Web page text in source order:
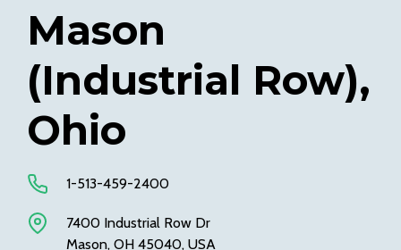
Mason
(Industrial Row),
Ohio
1-513-459-2400
7400 Industrial Row Dr
Mason, OH 45040, USA